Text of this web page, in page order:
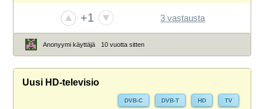
+1 3 vastausta
Anonyymi käyttäjä 10 vuotta sitten
Uusi HD-televisio
DVB-C DVB-T HD TV